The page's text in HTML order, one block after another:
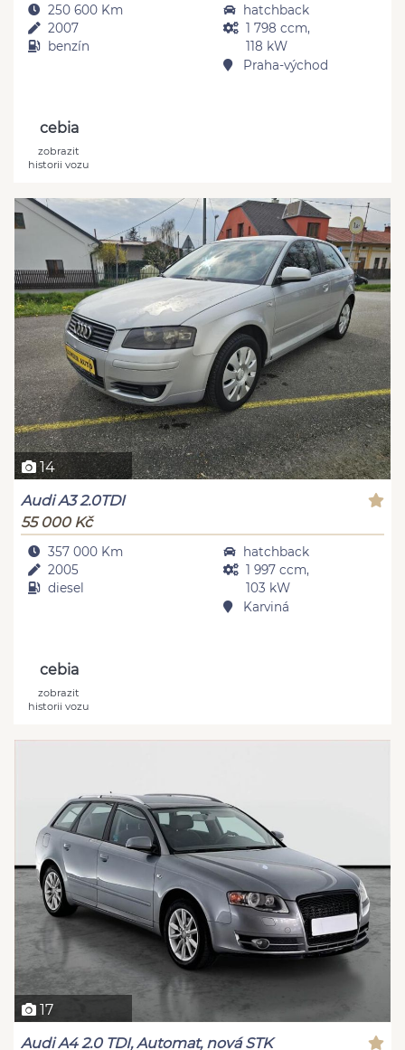
250 600 Km
2007
benzín
hatchback
1 798 ccm,
118 kW
Praha-východ
cebia
zobrazit
historii vozu
14
Audi A3 2.0TDI
55 000 Kč
357 000 Km
2005
diesel
hatchback
1 997 ccm,
103 kW
Karviná
cebia
zobrazit
historii vozu
17
Audi A4 2.0 TDI, Automat, nová STK